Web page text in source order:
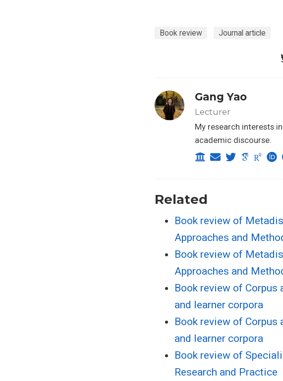
Book review Journal article
Gang Yao
Lecturer
My research interests
academic discourse.
Related
Book review of
Approaches and
Book review of
Approaches and
Book review of
and learner corpora
Book review of
and learner corpora
Book review of
Research and Practice